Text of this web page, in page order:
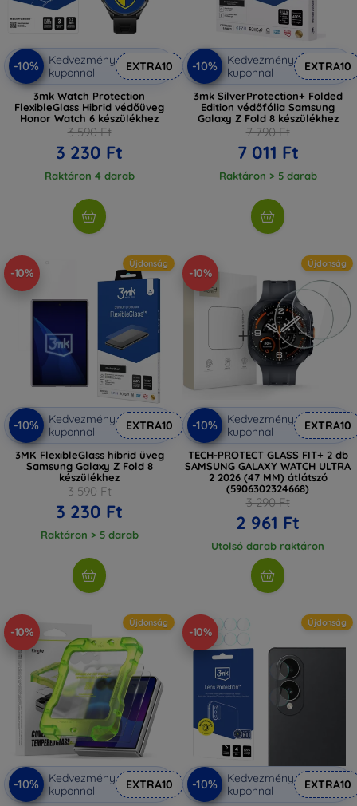
-10%
Kedvezmény
kuponnal
EXTRA10
3mk Watch Protection
FlexibleGlass Hibrid védőüveg
Honor Watch 6 készülékhez
3 590 Ft
3 230 Ft
Raktáron 4 darab
-10%
Kedvezmény
kuponnal
EXTRA10
3mk SilverProtection+ Folded
Edition védőfólia Samsung
Galaxy Z Fold 8 készülékhez
7 790 Ft
7 011 Ft
Raktáron > 5 darab
-10%
Újdonság
-10%
Kedvezmény
kuponnal
EXTRA10
3MK FlexibleGlass hibrid üveg
Samsung Galaxy Z Fold 8
készülékhez
3 590 Ft
3 230 Ft
Raktáron > 5 darab
-10%
Újdonság
-10%
Kedvezmény
kuponnal
EXTRA10
TECH-PROTECT GLASS FIT+ 2 db
SAMSUNG GALAXY WATCH ULTRA
2 2026 (47 MM) átlátszó
(5906302324668)
3 290 Ft
2 961 Ft
Utolsó darab raktáron
-10%
Újdonság
-10%
Kedvezmény
kuponnal
EXTRA10
-10%
Újdonság
-10%
Kedvezmény
kuponnal
EXTRA10